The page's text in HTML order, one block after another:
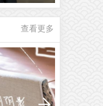
查看更多